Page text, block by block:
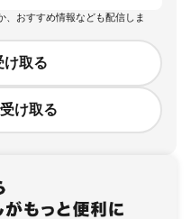
、おすすめ情報なども配信しま
け取る
け取る